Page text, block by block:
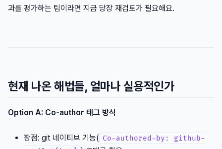
과를 평가하는 팀이라면 지금 당장 재검토가 필요해요.
현재 나온 해법들, 얼마나 실용적인가
Option A: Co-author 태그 방식
장점: git 네이티브 기능( Co-authored-by: github-